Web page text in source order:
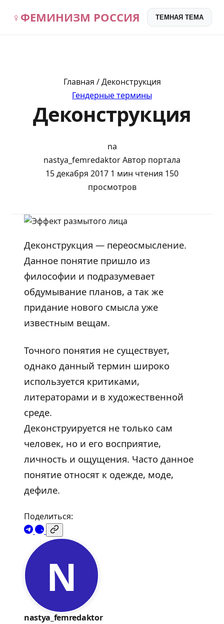
♀ ФЕМИНИЗМ РОССИЯ ТЕМНАЯ ТЕМА
Главная / Деконструкция
Гендерные термины
Деконструкция
na
nastya_femredaktorАвтор портала
15 декабря 2017 1 мин чтения 150
просмотров
Деконструкция — переосмысление.
Данное понятие пришло из
философии и подразумевает
обдумывание планов, а так же
придание нового смысла уже
известным вещам.
Точного понятия не существует,
однако данный термин широко
используется критиками,
литераторами и в художественной
среде.
Деконструируется не только сам
человек, но и его восприятие,
личность и ощущения. Часто данное
понятие относят к одежде, моде,
дефиле.
Поделиться:
N
nastya_femredaktor